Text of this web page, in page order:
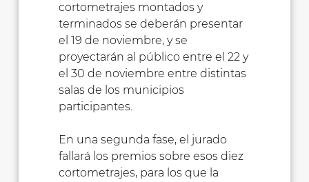
cortometrajes montados y
terminados se deberán presentar
el 19 de noviembre, y se
proyectarán al público entre el 22 y
el 30 de noviembre entre distintas
salas de los municipios
participantes.
En una segunda fase, el jurado
fallará los premios sobre esos diez
cortometrajes, para los que la